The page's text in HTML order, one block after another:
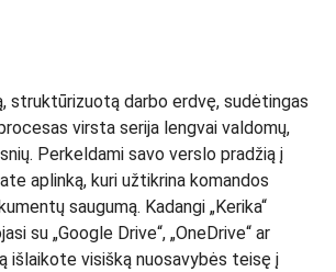
struktūrizuotą darbo erdvę, sudėtingas
virsta serija lengvai valdomų,
Perkeldami savo verslo pradžią į
aplinką, kuri užtikrina komandos
saugumą. Kadangi „Kerika“
su „Google Drive“, „OneDrive“ ar
išlaikote visišką nuosavybės teisę į